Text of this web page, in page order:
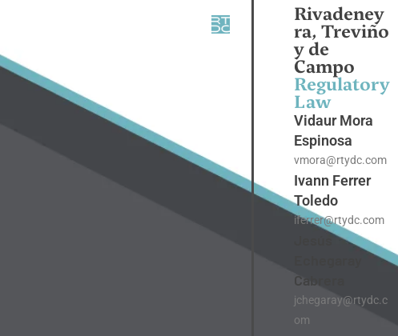
Rivadeney
ra, Treviño
y de
Campo
Regulatory
Law
Vidaur Mora
Espinosa
vmora@rtydc.com
Ivann Ferrer
Toledo
iferrer@rtydc.com
Cabrera
jchegaray@rtydc.c
om